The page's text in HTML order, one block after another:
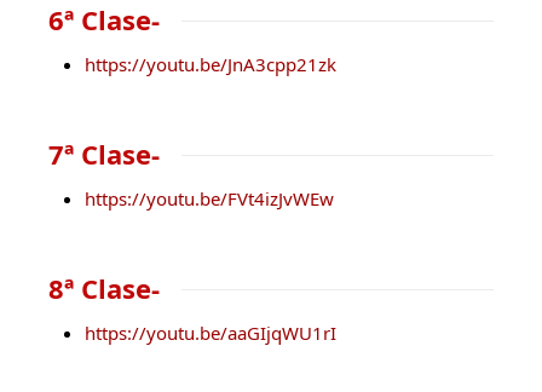
6ª Clase-
https://youtu.be/JnA3cpp21zk
7ª Clase-
https://youtu.be/FVt4izJvWEw
8ª Clase-
https://youtu.be/aaGIjqWU1rI